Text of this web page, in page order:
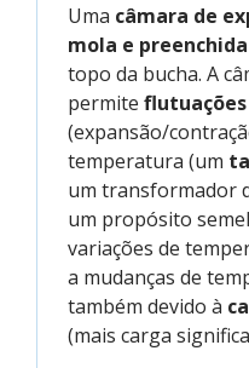
Uma câmara de
mola e
topo da bucha. A
permite
(expansão/
temperatura (um
um transformador
um propósito
variações de
a mudanças de
também devido à
(mais carga